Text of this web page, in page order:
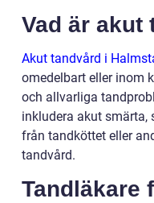
Vad är akut
Akut tandvård i
omedelbart eller inom
och allvarliga
inkludera akut smärta,
från tandköttet eller
tandvård.
Tandläkare